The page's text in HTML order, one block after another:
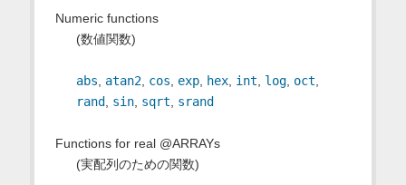
Numeric functions
(数値関数)
abs, atan2, cos, exp, hex, int, log, oct,
rand, sin, sqrt, srand
Functions for real @ARRAYs
(実配列のための関数)